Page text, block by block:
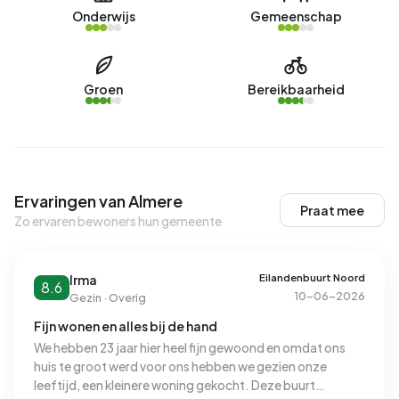
Onderwijs Gemeenschap
Groen Bereikbaarheid
Ervaringen van Almere
Zo ervaren bewoners hun gemeente
Praat mee
8.6 Irma
Gezin · Overig
Eilandenbuurt Noord
10-06-2026
Fijn wonen en alles bij de hand
We hebben 23 jaar hier heel fijn gewoond en omdat ons
huis te groot werd voor ons hebben we gezien onze
leeftijd, een kleinere woning gekocht. Deze buurt